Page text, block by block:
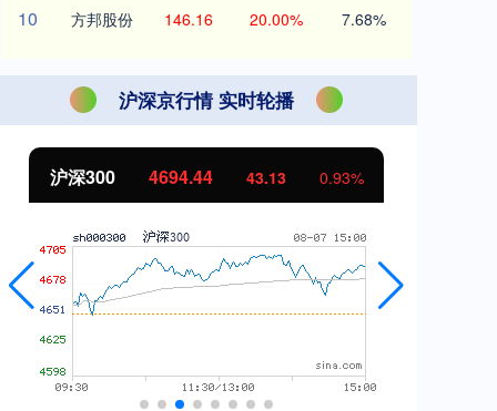
10 方邦股份 146.16 20.00% 7.68%
沪深京行情 实时轮播
北证50 1134.24 11.37 1.01%